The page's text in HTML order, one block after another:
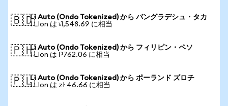
🇧🇩Li Auto (Ondo Tokenized) から バングラデシュ・タカ
1 LIon は ৳1,548.69 に相当
🇵🇭Li Auto (Ondo Tokenized) から フィリピン・ペソ
1 LIon は ₱762.06 に相当
🇵🇱Li Auto (Ondo Tokenized) から ポーランド ズロチ
1 LIon は zł 46.66 に相当